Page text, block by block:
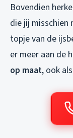
Bovendien
die jij misschien
topje van de
er meer aan de
op maat, ook